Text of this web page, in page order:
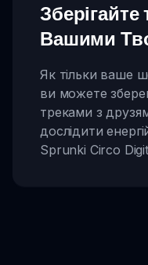
Зберігайте
Вашими
Як тільки ваше
ви можете
треками з
дослідити
Sprunki Circo